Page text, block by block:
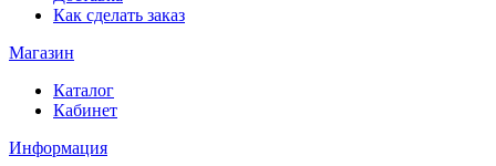
Как сделать заказ
Магазин
Каталог
Кабинет
Информация